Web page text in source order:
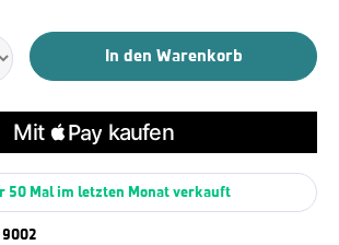
In den Warenkorb
9002
50 Mal im letzten Monat verkauft